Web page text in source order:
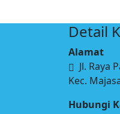
Detail
Alamat
Jl. Raya
Kec.
Hubungi